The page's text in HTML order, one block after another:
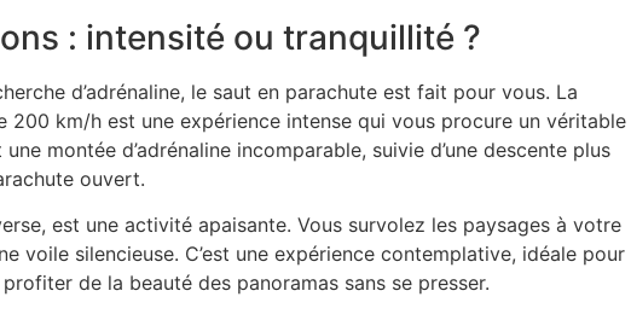
: intensité ou tranquillité ?
d’adrénaline, le saut en parachute est fait pour vous. La
200 km/h est une expérience intense qui vous procure un véritable
une montée d’adrénaline incomparable, suivie d’une descente plus
ouvert.
est une activité apaisante. Vous survolez les paysages à votre
voile silencieuse. C’est une expérience contemplative, idéale pour
de la beauté des panoramas sans se presser.